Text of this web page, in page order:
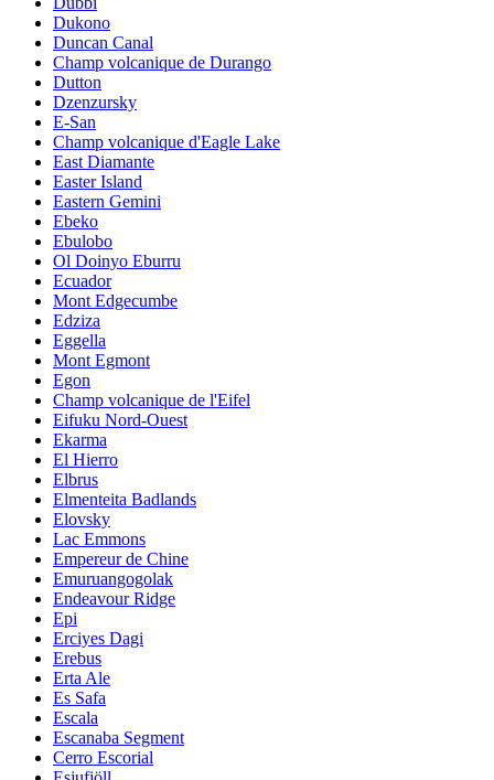
Dukono
Duncan Canal
Champ volcanique de Durango
Dutton
Dzenzursky
E-San
Champ volcanique d'Eagle Lake
East Diamante
Easter Island
Eastern Gemini
Ebeko
Ebulobo
Ol Doinyo Eburru
Ecuador
Mont Edgecumbe
Edziza
Eggella
Mont Egmont
Egon
Champ volcanique de l'Eifel
Eifuku Nord-Ouest
Ekarma
El Hierro
Elbrus
Elmenteita Badlands
Elovsky
Lac Emmons
Empereur de Chine
Emuruangogolak
Endeavour Ridge
Epi
Erciyes Dagi
Erebus
Erta Ale
Es Safa
Escala
Escanaba Segment
Cerro Escorial